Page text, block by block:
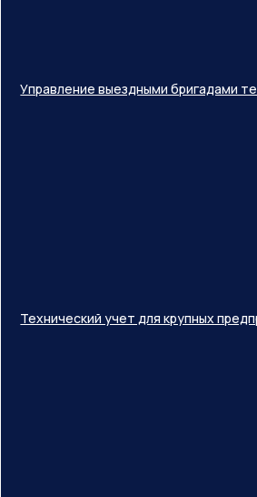
Управление выездными бригадами
Технический учет для крупных